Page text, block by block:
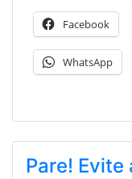
Facebook
WhatsApp
Pare!